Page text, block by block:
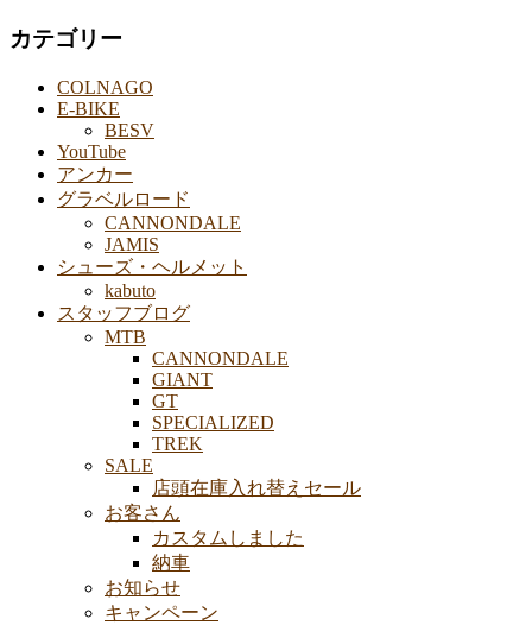
カテゴリー
COLNAGO
E-BIKE
BESV
YouTube
アンカー
グラベルロード
CANNONDALE
JAMIS
シューズ・ヘルメット
kabuto
スタッフブログ
MTB
CANNONDALE
GIANT
GT
SPECIALIZED
TREK
SALE
店頭在庫入れ替えセール
お客さん
カスタムしました
納車
お知らせ
キャンペーン